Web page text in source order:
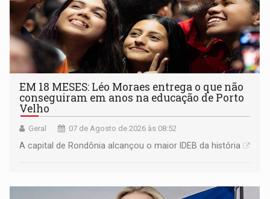
EM 18 MESES: Léo Moraes entrega o que não
conseguiram em anos na educação de Porto
Velho
Geral 07 de Agosto de 2026 às 08:52
A capital de Rondônia alcançou o maior IDEB da história